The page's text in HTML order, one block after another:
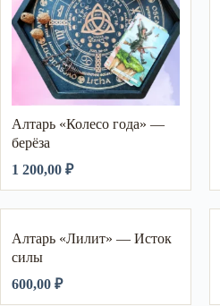
Алтарь «Колесо года» —
берёза
1 200,00 ₽
Алтарь «Лилит» — Исток
силы
600,00 ₽